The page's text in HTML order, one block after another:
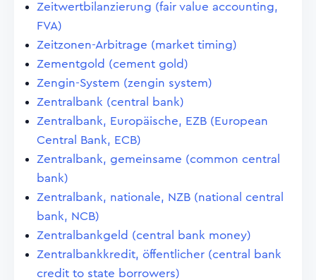
Zeitwertbilanzierung (fair value accounting,
FVA)
Zeitzonen-Arbitrage (market timing)
Zementgold (cement gold)
Zengin-System (zengin system)
Zentralbank (central bank)
Zentralbank, Europäische, EZB (European
Central Bank, ECB)
Zentralbank, gemeinsame (common central
bank)
Zentralbank, nationale, NZB (national central
bank, NCB)
Zentralbankgeld (central bank money)
Zentralbankkredit, öffentlicher (central bank
credit to state borrowers)